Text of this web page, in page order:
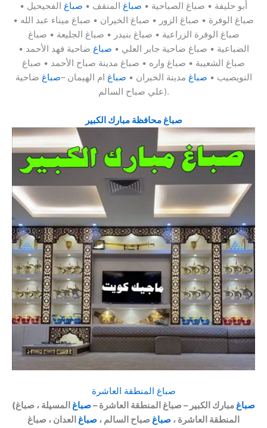
أبو حليفة • صباغ الصباحية • صباغ المنقف • صباغ الفحيحيل •
صباغ الوفرة • صباغ الزور • صباغ الخيران • صباغ ميناء عبد الله •
صباغ الوفرة الزراعية • صباغ بنيدر • صباغ الجليعة • صباغ
الضباعية • صباغ ضاحية جابر العلي • صباغ ضاحية فهد الأحمد •
صباغ الشعيبة • صباغ واره • صباغ مدينة صباح الأحمد • صباغ
النويصيب • صباغ مدينة الخيران • صباغ ام الهيمان –صباغ ضاحية
علي صباح السالم).
صباغ محافظة مبارك الكبير
صباغ المنطقة العاشرة
(
صباغمبارك الكبير – صباغ المنطقة العاشرة –صباغ المسيلة ، صباغ
المنطقة العاشرة ، صباغ صباح السالم ، صباغ العدان ، صباغ